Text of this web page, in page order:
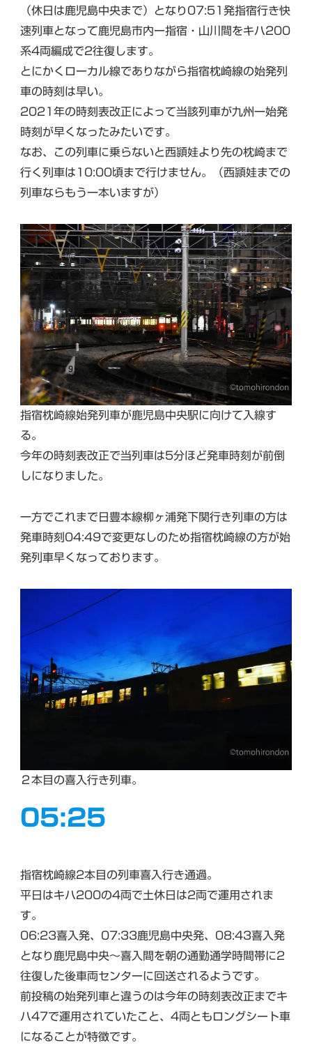
（休日は鹿児島中央まで）となり07:51発指宿行き快
速列車となって鹿児島市内ー指宿・山川間をキハ200
系4両編成で2往復します。
とにかくローカル線でありながら指宿枕崎線の始発列
車の時刻は早い。
2021年の時刻表改正によって当該列車が九州一始発
時刻が早くなったみたいです。
なお、この列車に乗らないと西頴娃より先の枕崎まで
行く列車は10:00頃まで行けません。（西頴娃までの
列車ならもう一本いますが）
指宿枕崎線始発列車が鹿児島中央駅に向けて入線す
る。
今年の時刻表改正で当列車は5分ほど発車時刻が前倒
しになりました。
一方でこれまで日豊本線柳ヶ浦発下関行き列車の方は
発車時刻04:49で変更なしのため指宿枕崎線の方が始
発列車早くなっております。
２本目の喜入行き列車。
05:25
指宿枕崎線2本目の列車喜入行き通過。
平日はキハ200の4両で土休日は2両で運用されま
す。
06:23喜入発、07:33鹿児島中央発、08:43喜入発
となり鹿児島中央〜喜入間を朝の通勤通学時間帯に2
往復した後車両センターに回送されるようです。
前投稿の始発列車と違うのは今年の時刻表改正までキ
ハ47で運用されていたこと、4両ともロングシート車
になることが特徴です。